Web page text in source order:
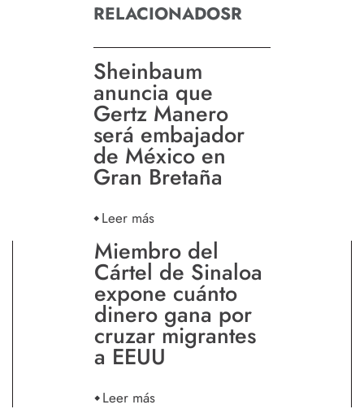
RELACIONADOSR
Sheinbaum
anuncia que
Gertz Manero
será embajador
de México en
Gran Bretaña
Leer más
Miembro del
Cártel de Sinaloa
expone cuánto
dinero gana por
cruzar migrantes
a EEUU
Leer más